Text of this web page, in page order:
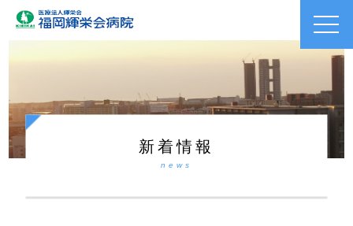
toggle
新着情報
news